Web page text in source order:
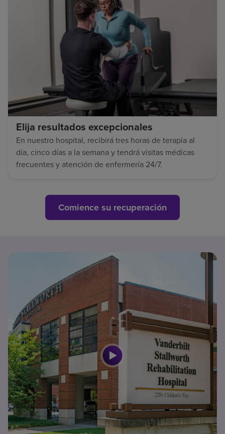
Elija resultados excepcionales
En nuestro hospital, recibirá tres horas de terapia al
día, cinco días a la semana y tendrá visitas médicas
frecuentes y atención de enfermería 24/7.
Comience su recuperación